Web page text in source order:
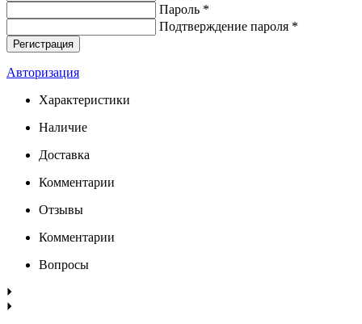
Пароль *
Подтверждение пароля *
Авторизация
Характеристики
Наличие
Доставка
Комментарии
Отзывы
Комментарии
Вопросы